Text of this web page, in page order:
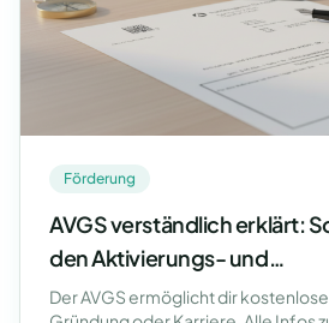
Förderung
AVGS verständlich erklärt:
den Aktivierungs- und
Vermittlungsgutschein
Der AVGS ermöglicht dir